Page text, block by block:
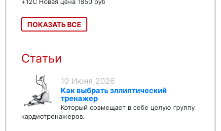
ПОКАЗАТЬ ВСЕ
Статьи
10 Июня 2026
Как выбрать эллиптический
тренажер
Который совмещает в себе целую группу
кардиотренажеров.